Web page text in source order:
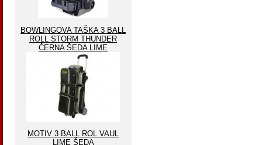
BOWLINGOVA TAŠKA 3 BALL
ROLL STORM THUNDER
ČERNA ŠEDA LIME
MOTIV 3 BALL ROL VAUL
LIME ŠEDA